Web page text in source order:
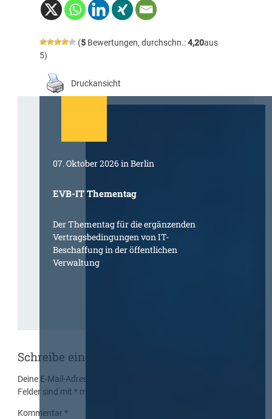
(5Bewertungen, durchschn.:4,20aus
5)
Druckansicht
07. Oktober 2026 in Berlin
EVB-IT Thementag
Der Thementag für die ergänzenden
Vertragsbedingungen von IT-
Beschaffung in der öffentlichen
Verwaltung
Schreibe einen Kommentar
Deine E-Mail-Adresse wird nicht veröffentlicht.
Felder sind mit* markiert
Kommentar*